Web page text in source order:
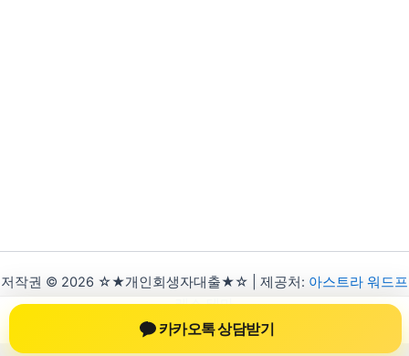
저작권 © 2026 ☆★개인회생자대출★☆ | 제공처: 아스트라 워드프
레스 테마
카카오톡 상담받기